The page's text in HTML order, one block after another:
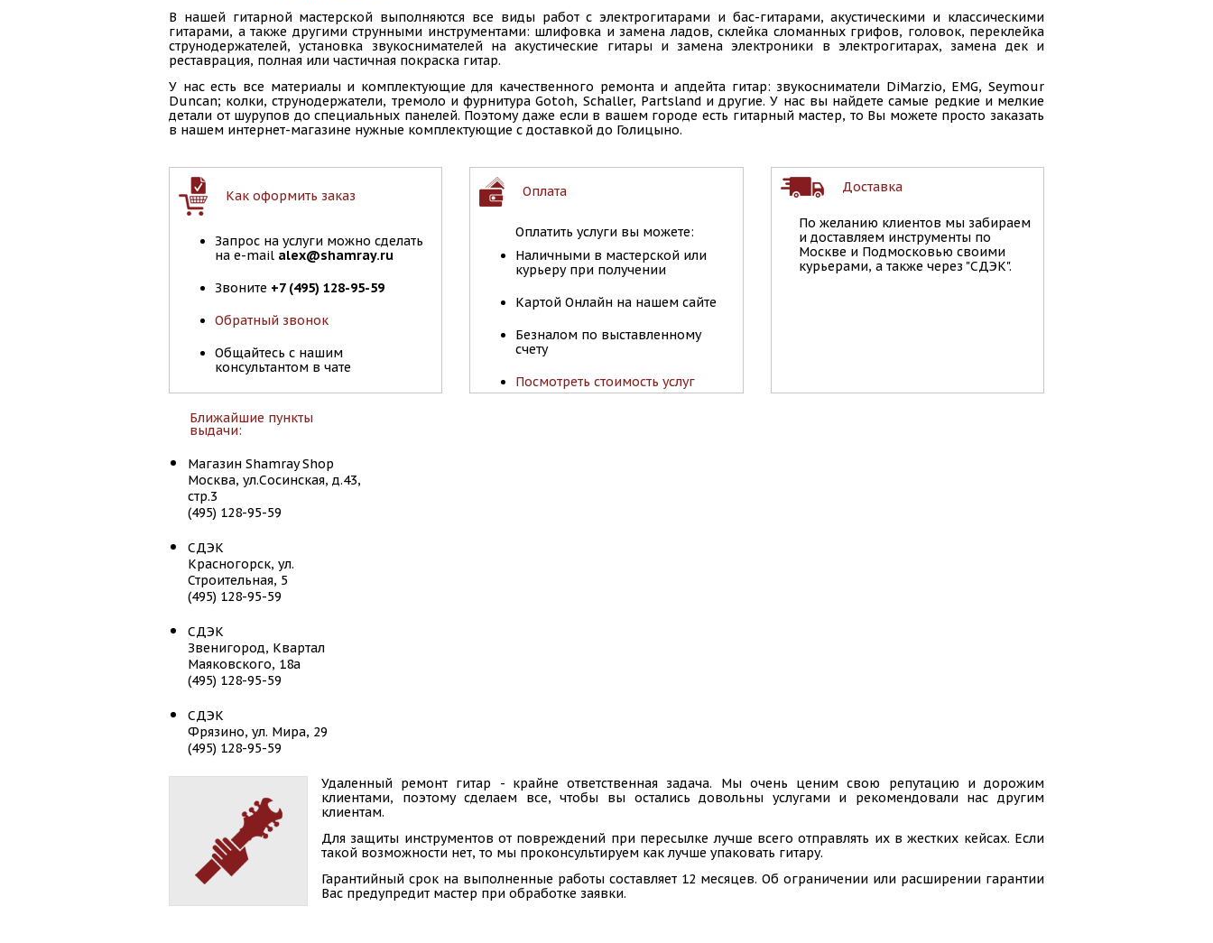
В нашей гитарной мастерской выполняются все виды работ с электрогитарами и бас-гитарами, акустическими и классическими
гитарами, а также другими струнными инструментами: шлифовка и замена ладов, склейка сломанных грифов, головок, переклейка
струнодержателей, установка звукоснимателей на акустические гитары и замена электроники в электрогитарах, замена дек и
реставрация, полная или частичная покраска гитар.
У нас есть все материалы и комплектующие для качественного ремонта и апдейта гитар: звукосниматели DiMarzio, EMG, Seymour
Duncan; колки, струнодержатели, тремоло и фурнитура Gotoh, Schaller, Partsland и другие. У нас вы найдете самые редкие и мелкие
детали от шурупов до специальных панелей. Поэтому даже если в вашем городе есть гитарный мастер, то Вы можете просто заказать
в нашем интернет-магазине нужные комплектующие с доставкой до Голицыно.
Как оформить заказ
Запрос на услуги можно сделать
на e-mail alex@shamray.ru
Звоните +7 (495) 128-95-59
Обратный звонок
Общайтесь с нашим
консультантом в чате
Оплата
Оплатить услуги вы можете:
Наличными в мастерской или
курьеру при получении
Картой Онлайн на нашем сайте
Безналом по выставленному
счету
Посмотреть стоимость услуг
Доставка
По желанию клиентов мы забираем
и доставляем инструменты по
Москве и Подмосковью своими
курьерами, а также через "СДЭК".
Ближайшие пункты
выдачи:
Магазин Shamray Shop
Москва, ул.Сосинская, д.43,
стр.3
(495) 128-95-59
СДЭК
Красногорск, ул.
Строительная, 5
(495) 128-95-59
СДЭК
Звенигород, Квартал
Маяковского, 18а
(495) 128-95-59
СДЭК
Фрязино, ул. Мира, 29
(495) 128-95-59
Мытищи, ул. Борисовка, 24
(495) 128-95-59
СДЭК
Зеленоград, ГП Андреевка,
24Д
Удаленный ремонт гитар - крайне ответственная задача. Мы очень ценим свою репутацию и дорожим
клиентами, поэтому сделаем все, чтобы вы остались довольны услугами и рекомендовали нас другим
клиентам.
Для защиты инструментов от повреждений при пересылке лучше всего отправлять их в жестких кейсах. Если
такой возможности нет, то мы проконсультируем как лучше упаковать гитару.
Гарантийный срок на выполненные работы составляет 12 месяцев. Об ограничении или расширении гарантии
Вас предупредит мастер при обработке заявки.